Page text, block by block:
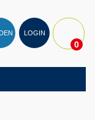
0
LOGIN